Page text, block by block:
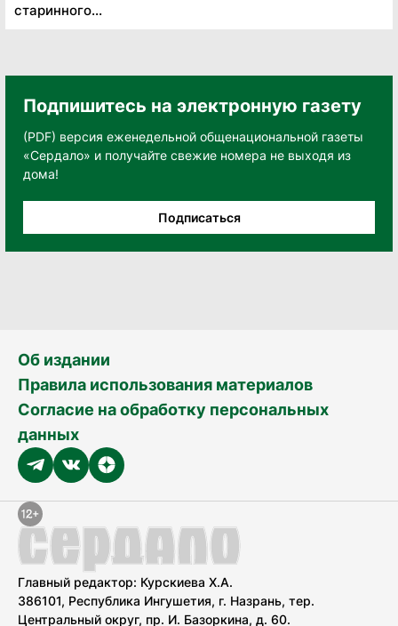
старинного...
Подпишитесь на электронную газету
(PDF) версия еженедельной общенациональной газеты
«Сердало» и получайте свежие номера не выходя из
дома!
Подписаться
Об издании
Правила использования материалов
Согласие на обработку персональных
данных
Главный редактор: Курскиева Х.А.
386101, Республика Ингушетия, г. Назрань, тер.
Центральный округ, пр. И. Базоркина, д. 60.